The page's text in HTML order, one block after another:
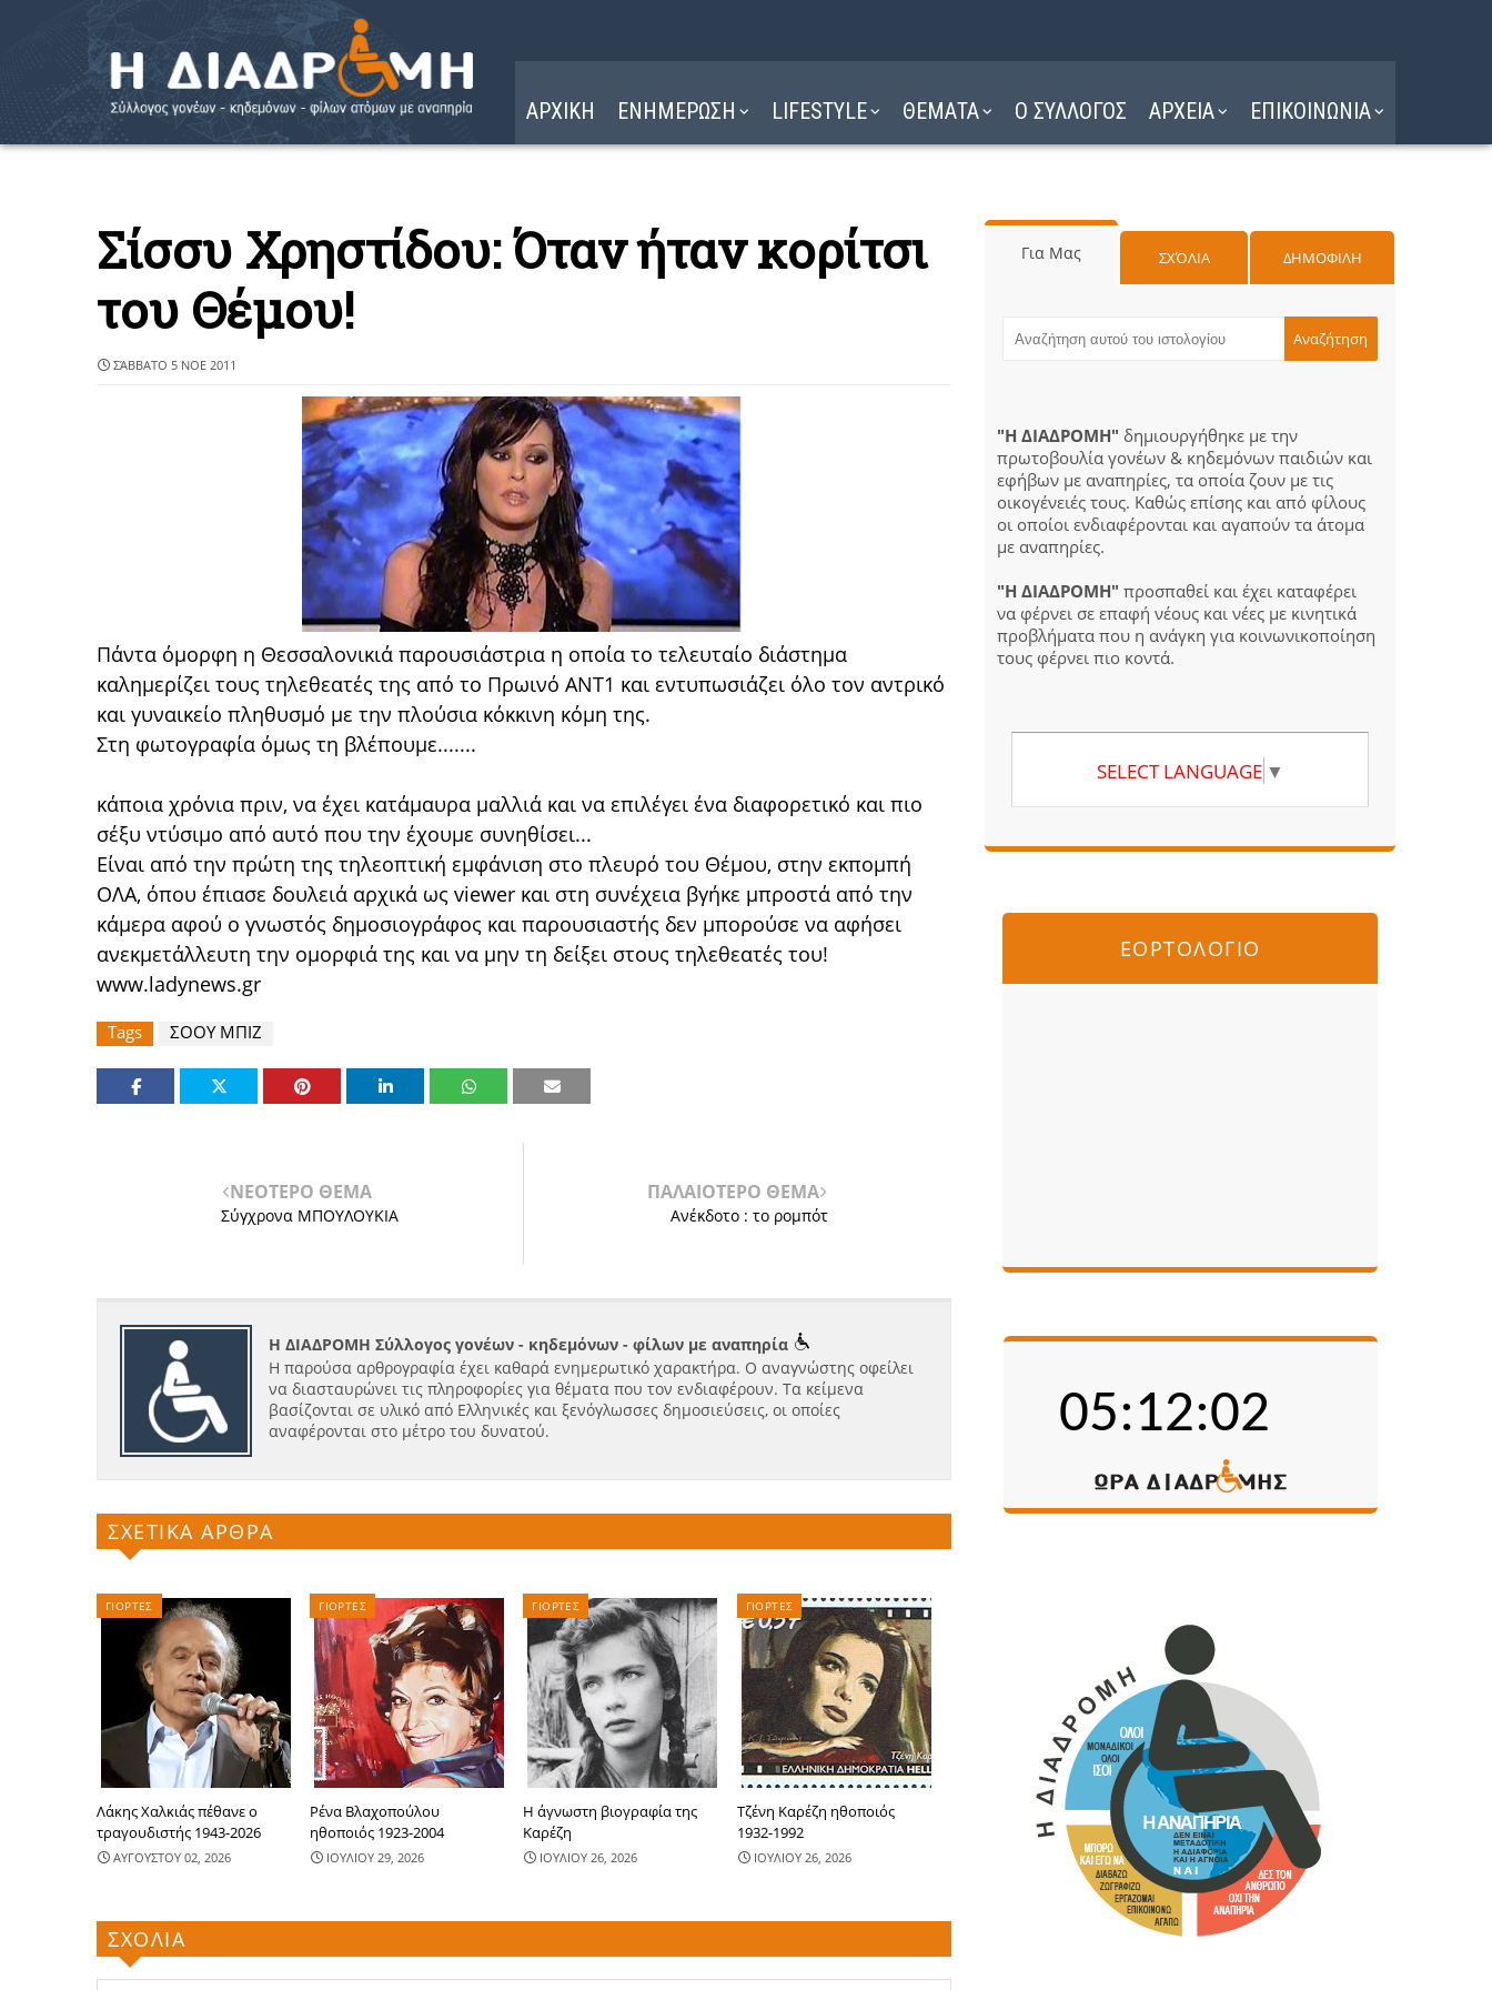
ΑΡΧΙΚΗ ΕΝΗΜΕΡΩΣΗ LIFESTYLE ΘΕΜΑΤΑ Ο ΣΥΛΛΟΓΟΣ ΑΡΧΕΙΑ ΕΠΙΚΟΙΝΩΝΙΑ
Σίσσυ Χρηστίδου: Όταν ήταν κορίτσι
του Θέμου!
ΣΆΒΒΑΤΟ 5 ΝΟΕ 2011
Πάντα όμορφη η Θεσσαλονικιά παρουσιάστρια η οποία το τελευταίο διάστημα
καλημερίζει τους τηλεθεατές της από το Πρωινό ΑΝΤ1 και εντυπωσιάζει όλο τον αντρικό
και γυναικείο πληθυσμό με την πλούσια κόκκινη κόμη της.
Στη φωτογραφία όμως τη βλέπουμε.......
κάποια χρόνια πριν, να έχει κατάμαυρα μαλλιά και να επιλέγει ένα διαφορετικό και πιο
σέξυ ντύσιμο από αυτό που την έχουμε συνηθίσει...
Είναι από την πρώτη της τηλεοπτική εμφάνιση στο πλευρό του Θέμου, στην εκπομπή
ΟΛΑ, όπου έπιασε δουλειά αρχικά ως viewer και στη συνέχεια βγήκε μπροστά από την
κάμερα αφού ο γνωστός δημοσιογράφος και παρουσιαστής δεν μπορούσε να αφήσει
ανεκμετάλλευτη την ομορφιά της και να μην τη δείξει στους τηλεθεατές του!
www.ladynews.gr
Tags ΣΟΟΥ ΜΠΙΖ
ΝΕΟΤΕΡΟ ΘΕΜΑ
Σύγχρονα ΜΠΟΥΛΟΥΚΙΑ
ΠΑΛΑΙΟΤΕΡΟ ΘΕΜΑ
Ανέκδοτο : το ρομπότ
Η ΔΙΑΔΡΟΜΗ Σύλλογος γονέων - κηδεμόνων - φίλων με αναπηρία
Η παρούσα αρθρογραφία έχει καθαρά ενημερωτικό χαρακτήρα. Ο αναγνώστης οφείλει
να διασταυρώνει τις πληροφορίες για θέματα που τον ενδιαφέρουν. Τα κείμενα
βασίζονται σε υλικό από Ελληνικές και ξενόγλωσσες δημοσιεύσεις, οι οποίες
αναφέρονται στο μέτρο του δυνατού.
ΣΧΕΤΙΚΑ ΑΡΘΡΑ
ΓΙΟΡΤΕΣ
Λάκης Χαλκιάς πέθανε ο
τραγουδιστής 1943-2026
ΑΥΓΟΥΣΤΟΥ 02, 2026
ΓΙΟΡΤΕΣ
Ρένα Βλαχοπούλου
ηθοποιός 1923-2004
ΙΟΥΛΙΟΥ 29, 2026
ΓΙΟΡΤΕΣ
Η άγνωστη βιογραφία της
Καρέζη
ΙΟΥΛΙΟΥ 26, 2026
ΓΙΟΡΤΕΣ
Τζένη Καρέζη ηθοποιός
1932-1992
ΙΟΥΛΙΟΥ 26, 2026
ΣΧΟΛΙΑ
Για Μας ΣΧΌΛΙΑ ΔΗΜΟΦΙΛΗ
"Η ΔΙΑΔΡΟΜΗ" δημιουργήθηκε με την
πρωτοβουλία γονέων & κηδεμόνων παιδιών και
εφήβων με αναπηρίες, τα οποία ζουν με τις
οικογένειές τους. Καθώς επίσης και από φίλους
οι οποίοι ενδιαφέρονται και αγαπούν τα άτομα
με αναπηρίες.
"Η ΔΙΑΔΡΟΜΗ" προσπαθεί και έχει καταφέρει
να φέρνει σε επαφή νέους και νέες με κινητικά
προβλήματα που η ανάγκη για κοινωνικοποίηση
τους φέρνει πιο κοντά.
SELECT LANGUAGE ▼
ΕΟΡΤΟΛΟΓΙΟ